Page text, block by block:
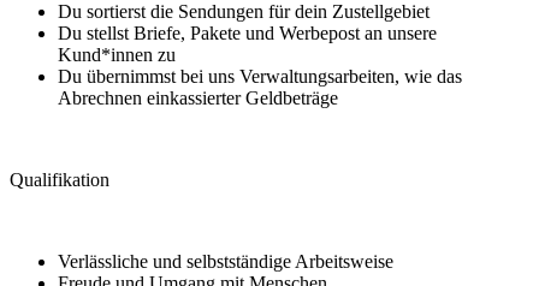
Du sortierst die Sendungen für dein Zustellgebiet
Du stellst Briefe, Pakete und Werbepost an unsere
Kund*innen zu
Du übernimmst bei uns Verwaltungsarbeiten, wie das
Abrechnen einkassierter Geldbeträge
Qualifikation
Verlässliche und selbstständige Arbeitsweise